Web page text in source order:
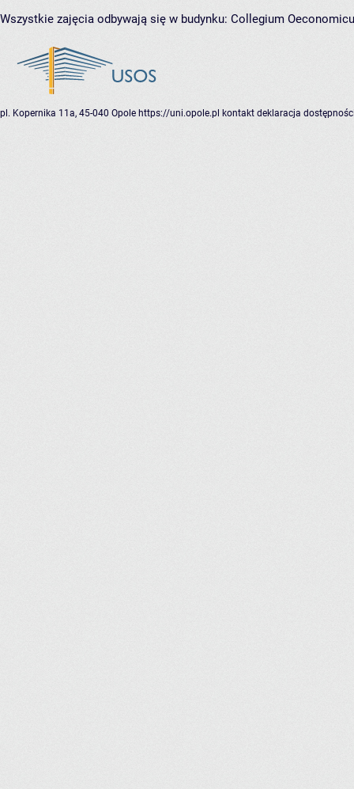
Wszystkie zajęcia odbywają się w budynku: Collegium
pl. Kopernika 11a, 45-040 Opole https://uni.opole.pl kontakt deklaracja